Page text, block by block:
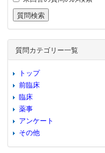
質問カテゴリー一覧
トップ
前臨床
臨床
薬事
アンケート
その他